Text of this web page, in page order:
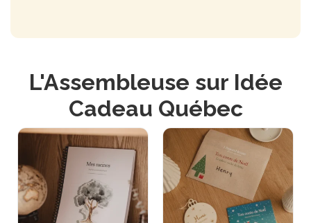
L'Assembleuse sur Idée
Cadeau Québec